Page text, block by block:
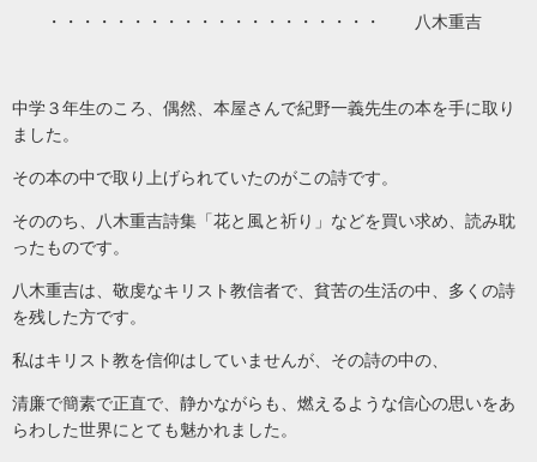
・・・・・・・・・・・・・・・・・・・・ 八木重吉
中学３年生のころ、偶然、本屋さんで紀野一義先生の本を手に取り
ました。
その本の中で取り上げられていたのがこの詩です。
そののち、八木重吉詩集「花と風と祈り」などを買い求め、読み耽
ったものです。
八木重吉は、敬虔なキリスト教信者で、貧苦の生活の中、多くの詩
を残した方です。
私はキリスト教を信仰はしていませんが、その詩の中の、
清廉で簡素で正直で、静かながらも、燃えるような信心の思いをあ
らわした世界にとても魅かれました。